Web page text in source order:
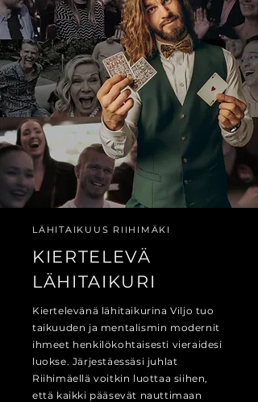
LÄHITAIKUUS RIIHIMÄKI
KIERTELEVÄ
LÄHITAIKURI
Kiertelevänä lähitaikurina Viljo tuo
taikuuden ja mentalismin modernit
ihmeet henkilökohtaisesti vieraidesi
luokse. Järjestäessäsi juhlat
Riihimäellä voitkin luottaa siihen,
että kaikki pääsevät nauttimaan